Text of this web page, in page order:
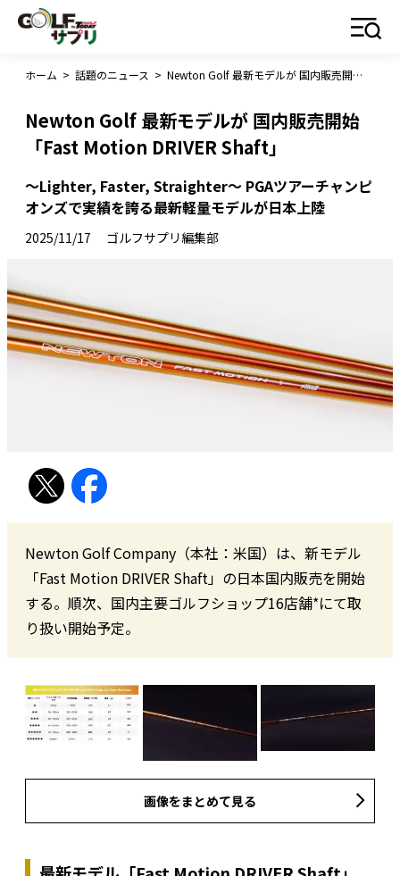
ホーム > 話題のニュース > Newton Golf 最新モデルが 国内販売開始 「Fast Motion DRIVER Shaft」
Newton Golf 最新モデルが 国内販売開始
「Fast Motion DRIVER Shaft」
〜Lighter, Faster, Straighter〜 PGAツアーチャンピ
オンズで実績を誇る最新軽量モデルが日本上陸
2025/11/17 ゴルフサプリ編集部
Newton Golf Company（本社：米国）は、新モデル
「Fast Motion DRIVER Shaft」の日本国内販売を開始
する。順次、国内主要ゴルフショップ16店舗*にて取
り扱い開始予定。
画像をまとめて見る